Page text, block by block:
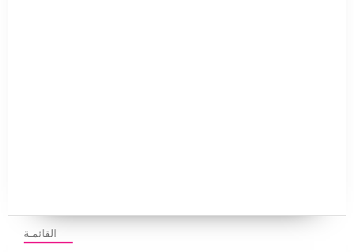
القائمـة